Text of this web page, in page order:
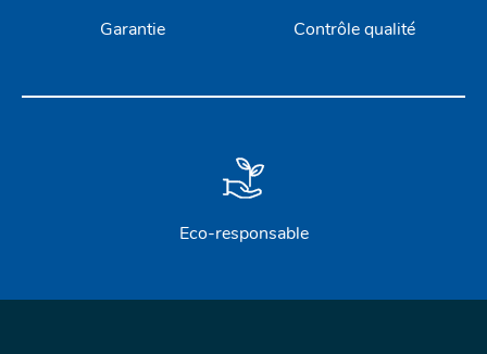
Garantie Contrôle qualité
Eco-responsable